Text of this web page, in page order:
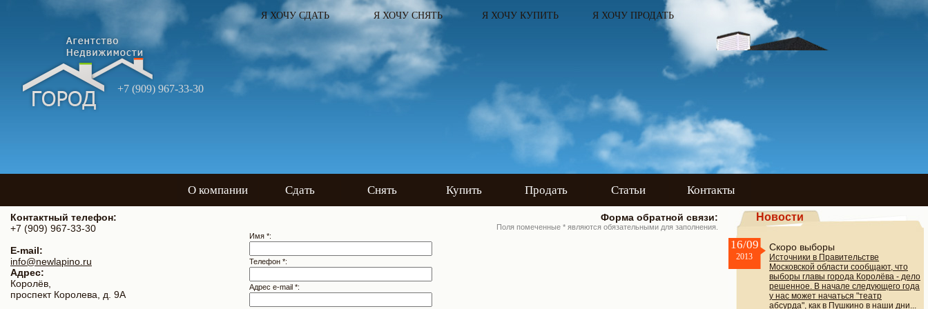
Я ХОЧУ СДАТЬ Я ХОЧУ СНЯТЬ Я ХОЧУ КУПИТЬ Я ХОЧУ ПРОДАТЬ
+7 (909) 967-33-30
О компании Сдать Снять Купить Продать Статьи Контакты
Контактный телефон:
+7 (909) 967-33-30
E-mail:
info@newlapino.ru
Адрес:
Королёв,
проспект Королева, д. 9А
Форма обратной связи:
Поля помеченные * являются обязательными для заполнения.
Имя *:
Телефон *:
Адрес e-mail *:
Новости
16/09
2013
Скоро выборы
Источники в Правительстве
Московской области сообщают, что
выборы главы города Королёва - дело
решенное. В начале следующего года
у нас может начаться "театр
абсурда", как в Пушкино в наши дни...